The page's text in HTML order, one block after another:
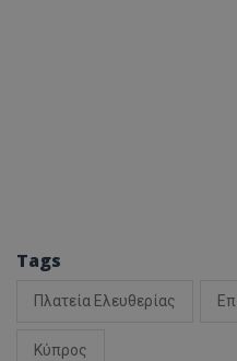
Tags
Πλατεία Ελευθερίας
Κύπρος